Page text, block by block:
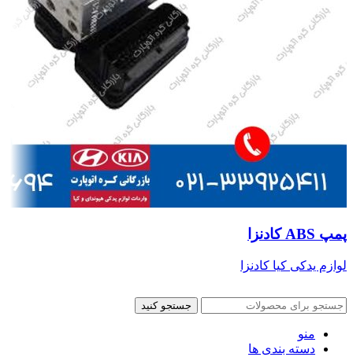
پمپ ABS کادنزا
لوازم یدکی کیا کادنزا
جستجو کنید
منو
دسته بندی ها